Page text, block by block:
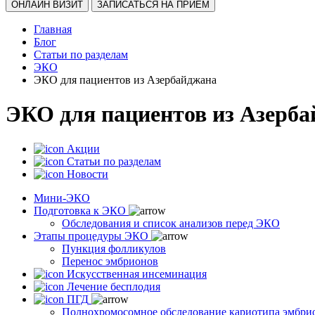
ОНЛАЙН ВИЗИТ ЗАПИСАТЬСЯ НА ПРИЕМ
Главная
Блог
Статьи по разделам
ЭКО
ЭКО для пациентов из Азербайджана
ЭКО для пациентов из
Акции
Статьи по разделам
Новости
Мини-ЭКО
Подготовка к ЭКО
Обследования и список анализов перед ЭКО
Этапы процедуры ЭКО
Пункция фолликулов
Перенос эмбрионов
Искусственная инсеминация
Лечение бесплодия
ПГД
Полнохромосомное обследование кариотипа